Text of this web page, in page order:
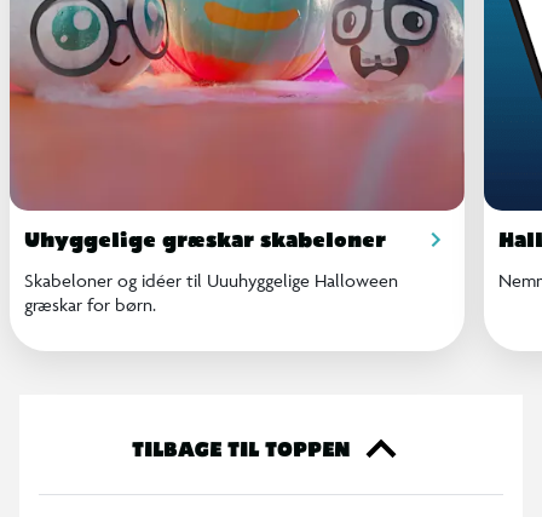
Uhyggelige græskar skabeloner
Skabeloner og idéer til Uuuhyggelige Halloween
græskar for børn.
TILBAGE TIL TOPPEN